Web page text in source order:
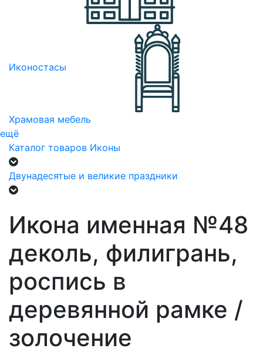
Иконостасы
Храмовая мебель
ещё
Каталог товаров Иконы
Двунадесятые и великие праздники
Икона именная №48
деколь, филигрань,
роспись в
деревянной рамке /
золочение